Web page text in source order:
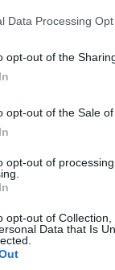
Data Processing
opt-out of the
opt-out of the Sale
opt-out of
opt-out of
Data that Is
remis